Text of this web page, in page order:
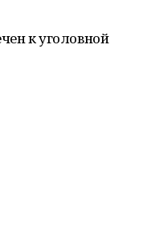
к уголовной